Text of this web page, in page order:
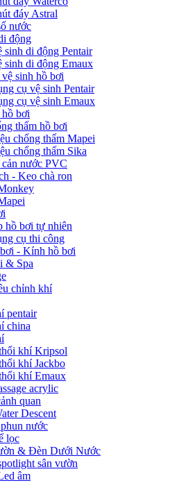
đáy Astral
nước
động
sinh di động Pentair
sinh di động Emaux
sinh hồ bơi
cụ vệ sinh Pentair
cụ vệ sinh Emaux
bơi
thấm hồ bơi
chống thấm Mapei
chống thấm Sika
nước PVC
- Keo chà ron
hồ bơi tự nhiên
cụ thi công
- Kính hồ bơi
& Spa
chỉnh khí
pentair
china
khí Kripsol
khí Jackbo
khí Emaux
acrylic
quan
Descent
nước
lọc
& Đèn Dưới Nước
sân vườn
âm